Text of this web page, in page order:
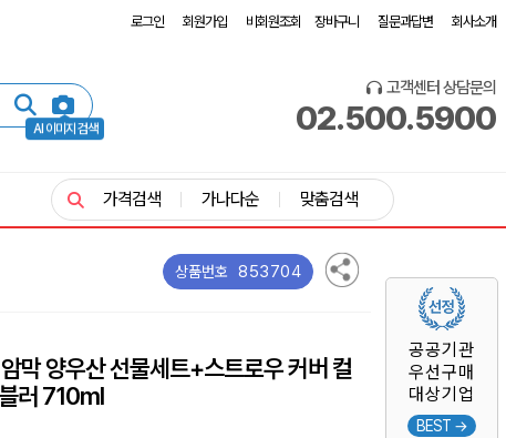
로그인 회원가입 비회원조회 장바구니 질문과답변 회사소개
AI 이미지 검색
고객센터 상담문의
02.500.5900
공공기관
우선구매
대상기업
BEST →
가격검색 가나다순 맞춤검색
상품번호 853704
막 양우산 선물세트+스트로우 커버 컬
러 710ml